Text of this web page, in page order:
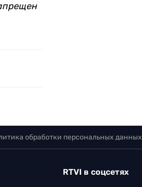
обработки персональных данных
RTVI в соцсетях